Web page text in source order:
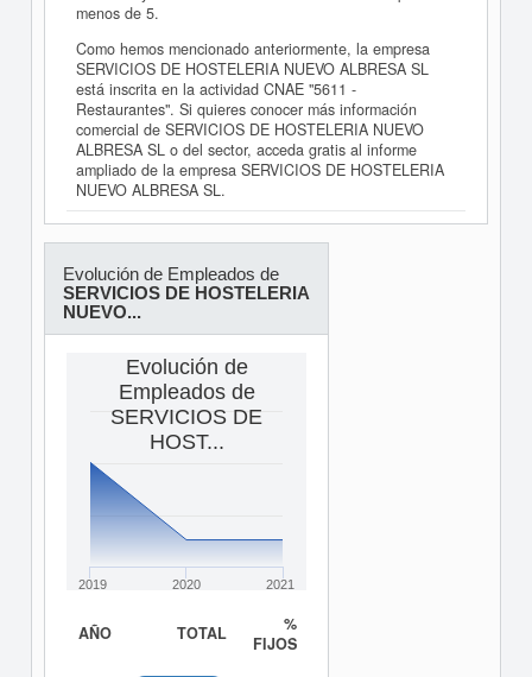
menos de 5.
Como hemos mencionado anteriormente, la empresa
SERVICIOS DE HOSTELERIA NUEVO ALBRESA SL
está inscrita en la actividad CNAE "5611 -
Restaurantes". Si quieres conocer más información
comercial de SERVICIOS DE HOSTELERIA NUEVO
ALBRESA SL o del sector, acceda gratis al informe
ampliado de la empresa SERVICIOS DE HOSTELERIA
NUEVO ALBRESA SL.
Evolución de Empleados de
SERVICIOS DE HOSTELERIA
NUEVO...
Evolución de
Empleados de
SERVICIOS DE
HOST...
2019 2020 2021
AÑO TOTAL
%
FIJOS